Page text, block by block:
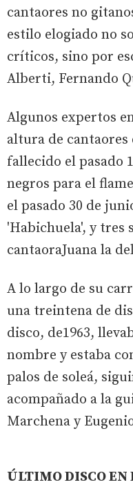
cantaores no
estilo elogiado no
críticos, sino por
Alberti, Fernando
Algunos expertos
altura de
fallecido el pasado
negros para el
el pasado 30 de
'Habichuela', y tres
cantaoraJuana la
A lo largo de su
una treintena de
disco, de1963,
nombre y estaba
palos de soleá,
acompañado a la
Marchena y
ÚLTIMO DISCO EN